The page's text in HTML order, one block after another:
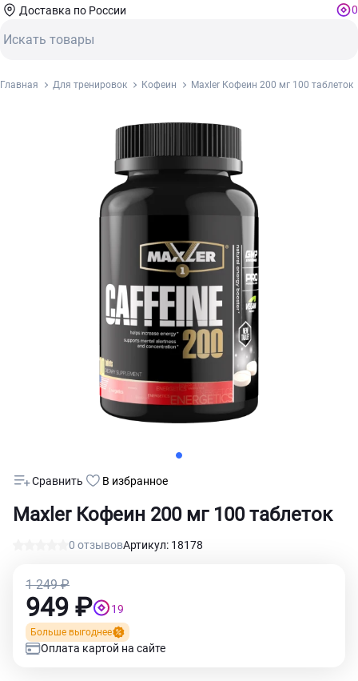
Доставка по России 0
Главная Для тренировок Кофеин Maxler Кофеин 200 мг 100 таблеток
Maxler Кофеин 200 мг 100 таблеток
0 отзывовАртикул: 18178
Сравнить В избранное
1 249 ₽
949 ₽ 19
Больше выгоднее
Оплата картой на сайте